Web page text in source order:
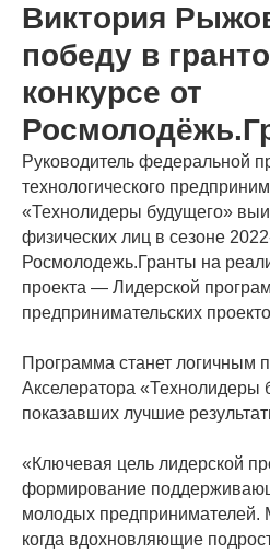
Виктория
победу в
конкурсе от
Руководитель федеральной
технологического
«Технолидеры будущего»
физических лиц в сезоне
Росмолодежь.Гранты на
проекта — Лидерской
предпринимательских
Программа станет логичным
Акселератора «Технолидеры
показавших лучшие
«Ключевая цель лидерской
формирование
молодых предпринимателей.
когда вдохновляющие